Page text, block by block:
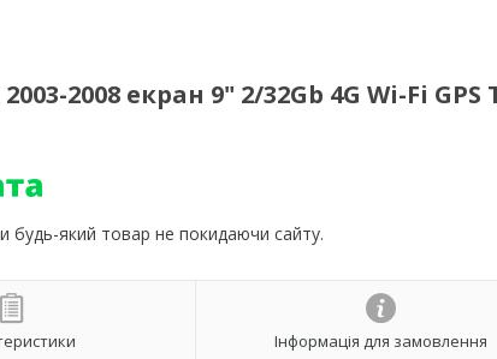
2008 екран 9" 2/32Gb 4G Wi-Fi GPS
будь-який товар не покидаючи сайту.
Інформація для замовлення